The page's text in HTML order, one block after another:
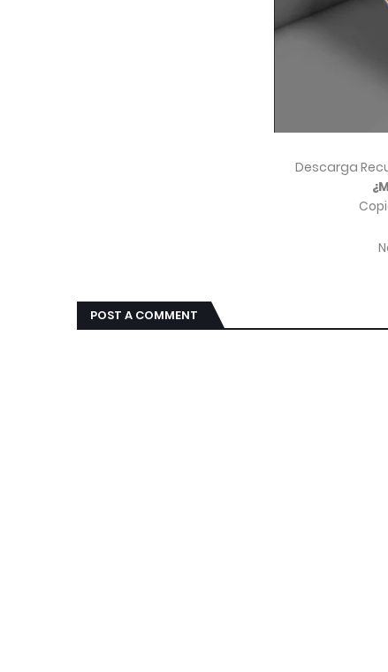
Descarga
POST A COMMENT